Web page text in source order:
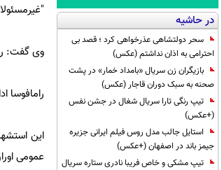
در حاشیه
سحر دولتشاهی عذرخواهی کرد ؛ قصد بی
احترامی به اذان نداشتم (عکس)
بازیگران زن سریال «بامداد خمار» در پشت
صحنه به سبک دوران قاجار (عکس)
تیپ رنگی تارا سریال شغال در جشن نفس
(+عکس)
استایل جالب مدل روس فیلم ایرانی جزیره
جیمز باند در اصفهان (+عکس)
تیپ مشکی و خاص فریبا نادری ستاره سریال
وی گفت:
رامافوسا
این
عمومی